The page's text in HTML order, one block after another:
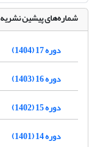
شماره‌های پیشین نشریه
دوره 17 (1404)
دوره 16 (1403)
دوره 15 (1402)
دوره 14 (1401)